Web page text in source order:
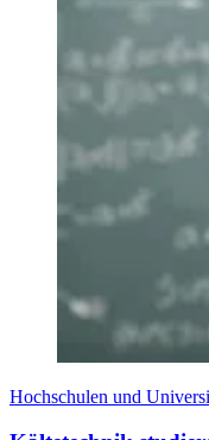
Hochschulen und